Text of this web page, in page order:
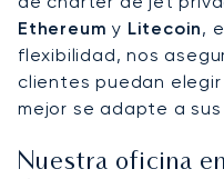
Ethereum y Litecoin,
flexibilidad, nos
clientes puedan
mejor se adapte a
Nuestra oficina